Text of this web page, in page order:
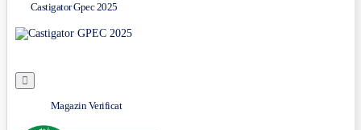
Castigator Gpec 2025
Magazin Verificat